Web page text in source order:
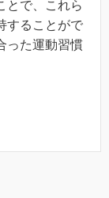
とで、これら
することがで
った運動習慣